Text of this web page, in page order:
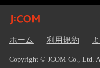
ホーム 利用規約
Copyright © JCOM Co., Ltd.